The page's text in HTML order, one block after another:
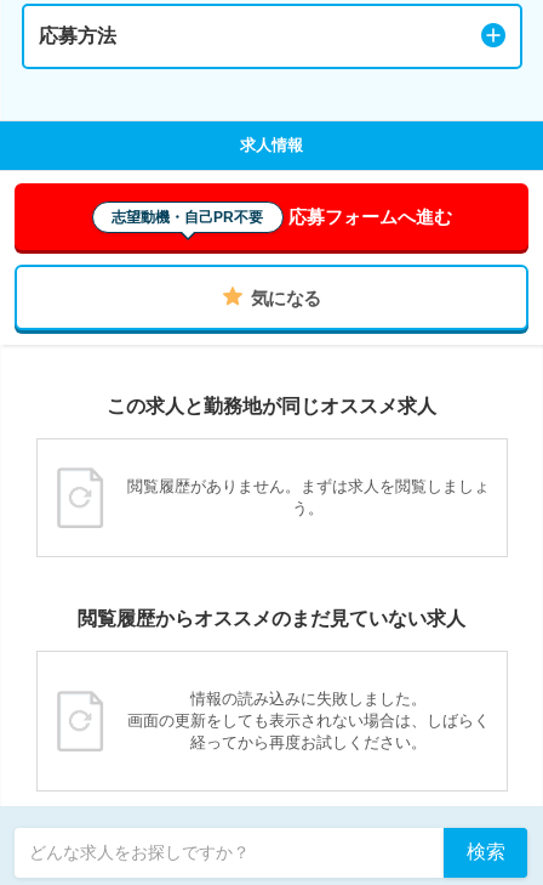
応募方法
求人情報
志望動機・自己PR不要 応募フォームへ進む
気になる
この求人と勤務地が同じオススメ求人
閲覧履歴がありません。まずは求人を閲覧しましょ
う。
閲覧履歴からオススメのまだ見ていない求人
情報の読み込みに失敗しました。
画面の更新をしても表示されない場合は、しばらく
経ってから再度お試しください。
どんな求人をお探しですか？ 検索